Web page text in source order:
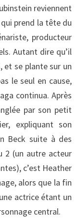
reviennent
qui prend la tête du
producteur
Autant dire qu’il
et se plante sur un
le seul en cause,
continua. Après
par son petit
expliquant son
Beck suite à des
2 (un autre acteur
c’est Heather
alors que la fin
actrice étant un
central.